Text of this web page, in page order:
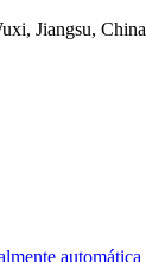
Jiangsu, China
automática